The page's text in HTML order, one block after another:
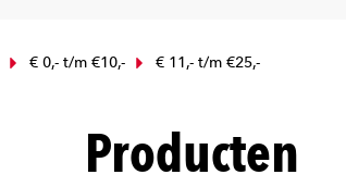
€ 0,- t/m €10,- € 11,- t/m €25,-
Producten